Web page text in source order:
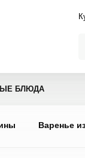
БЛЮДА
Варенье